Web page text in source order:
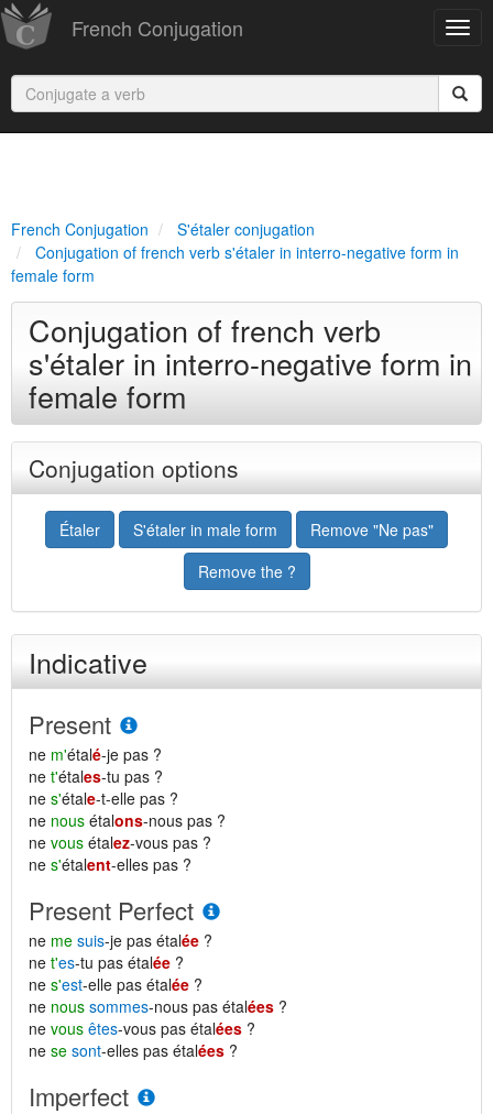
French Conjugation
French Conjugation
S'étaler conjugation
Conjugation of french verb s'étaler in interro-negative form in
female form
Conjugation of french verb
s'étaler in interro-negative form in
female form
Conjugation options
Étaler S'étaler in male form
Remove "Ne pas"
Remove the ?
Indicative
Present
ne m'étalé-je pas ?
ne t'étales-tu pas ?
ne s'étale-t-elle pas ?
ne nous étalons-nous pas ?
ne vous étalez-vous pas ?
ne s'étalent-elles pas ?
Present Perfect
ne me suis-je pas étalée ?
ne t'es-tu pas étalée ?
ne s'est-elle pas étalée ?
ne nous sommes-nous pas étalées ?
ne vous êtes-vous pas étalées ?
ne se sont-elles pas étalées ?
Imperfect